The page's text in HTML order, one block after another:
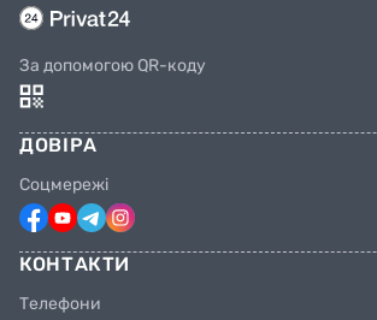
За допомогою QR-коду
ДОВІРА
Соцмережі
КОНТАКТИ
Телефони